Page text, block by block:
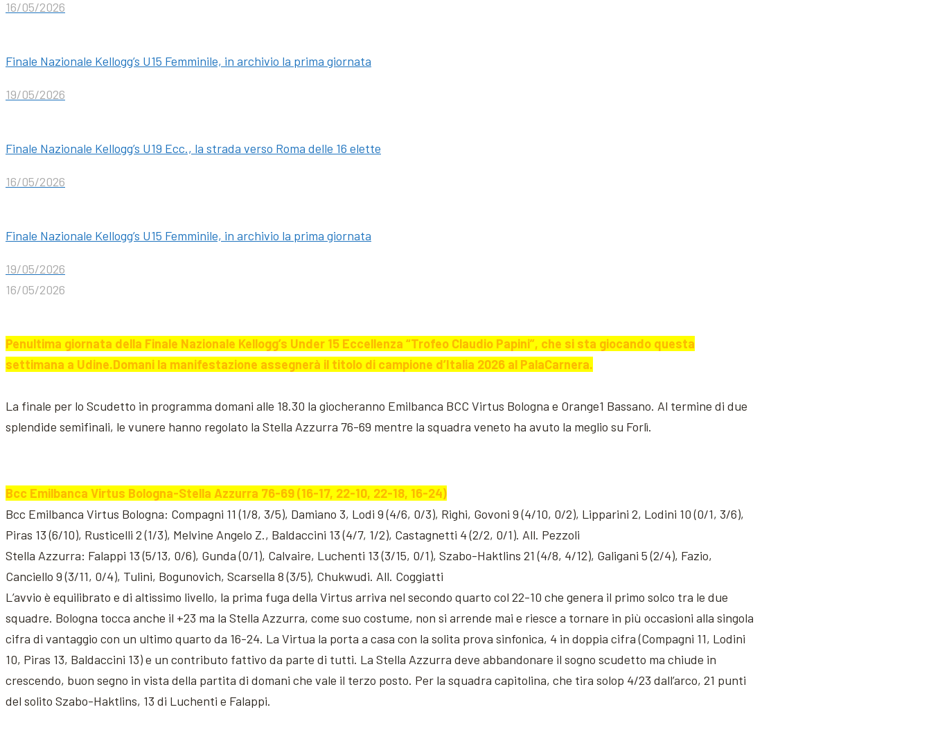
16/05/2026
Finale Nazionale Kellogg’s U15 Femminile, in archivio la prima giornata
19/05/2026
Finale Nazionale Kellogg’s U19 Ecc., la strada verso Roma delle 16 elette
16/05/2026
Finale Nazionale Kellogg’s U15 Femminile, in archivio la prima giornata
19/05/2026
16/05/2026
Penultima giornata della Finale Nazionale Kellogg’s Under 15 Eccellenza “Trofeo Claudio Papini”, che si sta giocando questa
settimana a Udine.Domani la manifestazione assegnerà il titolo di campione d’Italia 2026 al PalaCarnera.
La finale per lo Scudetto in programma domani alle 18.30 la giocheranno Emilbanca BCC Virtus Bologna e Orange1 Bassano. Al termine di due
splendide semifinali, le vunere hanno regolato la Stella Azzurra 76-69 mentre la squadra veneto ha avuto la meglio su Forlì.
Bcc Emilbanca Virtus Bologna-Stella Azzurra 76-69 (16-17, 22-10, 22-18, 16-24)
Bcc Emilbanca Virtus Bologna: Compagni 11 (1/8, 3/5), Damiano 3, Lodi 9 (4/6, 0/3), Righi, Govoni 9 (4/10, 0/2), Lipparini 2, Lodini 10 (0/1, 3/6),
Piras 13 (6/10), Rusticelli 2 (1/3), Melvine Angelo Z., Baldaccini 13 (4/7, 1/2), Castagnetti 4 (2/2, 0/1). All. Pezzoli
Stella Azzurra: Falappi 13 (5/13, 0/6), Gunda (0/1), Calvaire, Luchenti 13 (3/15, 0/1), Szabo-Haktlins 21 (4/8, 4/12), Galigani 5 (2/4), Fazio,
Canciello 9 (3/11, 0/4), Tulini, Bogunovich, Scarsella 8 (3/5), Chukwudi. All. Coggiatti
L’avvio è equilibrato e di altissimo livello, la prima fuga della Virtus arriva nel secondo quarto col 22-10 che genera il primo solco tra le due
squadre. Bologna tocca anche il +23 ma la Stella Azzurra, come suo costume, non si arrende mai e riesce a tornare in più occasioni alla singola
cifra di vantaggio con un ultimo quarto da 16-24. La Virtua la porta a casa con la solita prova sinfonica, 4 in doppia cifra (Compagni 11, Lodini
10, Piras 13, Baldaccini 13) e un contributo fattivo da parte di tutti. La Stella Azzurra deve abbandonare il sogno scudetto ma chiude in
crescendo, buon segno in vista della partita di domani che vale il terzo posto. Per la squadra capitolina, che tira solop 4/23 dall’arco, 21 punti
del solito Szabo-Haktlins, 13 di Luchenti e Falappi.